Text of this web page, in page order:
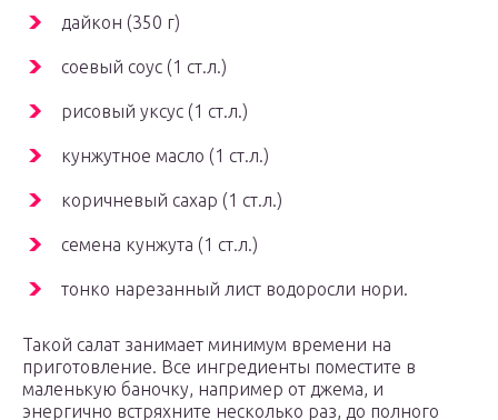
дайкон (350 г)
соевый соус (1 ст.л.)
рисовый уксус (1 ст.л.)
кунжутное масло (1 ст.л.)
коричневый сахар (1 ст.л.)
семена кунжута (1 ст.л.)
тонко нарезанный лист водоросли нори.
Такой салат занимает минимум времени на
приготовление. Все ингредиенты поместите в
маленькую баночку, например от джема, и
энергично встряхните несколько раз, до полного